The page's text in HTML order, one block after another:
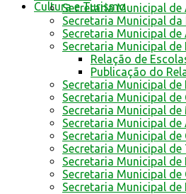
Cultura e Turismo
Secretaria Municipal
Secretaria Municipal da
Secretaria Municipal
Secretaria Municipal de
Relação de
Publicação do
Secretaria Municipal de
Secretaria Municipal
Secretaria Municipal
Secretaria Municipal de
Secretaria Municipal
Secretaria Municipal
Secretaria Municipal
Secretaria Municipal de
Secretaria Municipal